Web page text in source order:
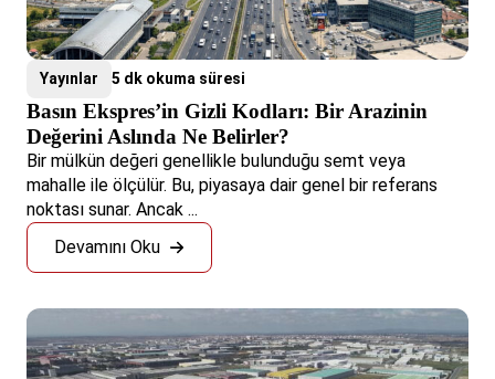
Yayınlar 5 dk okuma süresi
Basın Ekspres’in Gizli Kodları: Bir Arazinin
Değerini Aslında Ne Belirler?
Bir mülkün değeri genellikle bulunduğu semt veya
mahalle ile ölçülür. Bu, piyasaya dair genel bir referans
noktası sunar. Ancak ...
Devamını Oku